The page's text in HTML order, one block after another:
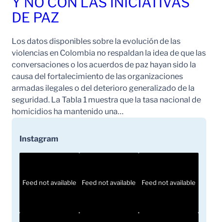
DE PAZ
Los datos disponibles sobre la evolución de las
violencias en Colombia no respaldan la idea de que las
conversaciones o los acuerdos de paz hayan sido la
causa del fortalecimiento de las organizaciones
armadas ilegales o del deterioro generalizado de la
seguridad. La Tabla 1 muestra que la tasa nacional de
homicidios ha mantenido una…
Instagram
Feed not available Feed not available Feed not available